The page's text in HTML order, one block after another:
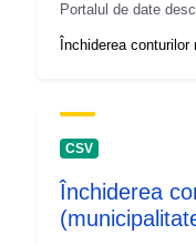
Portalul de date
Închiderea
CSV
Închiderea